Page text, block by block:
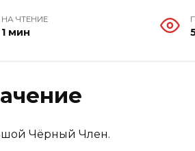
НА ЧТЕНИЕ
1 мин
Чёрный Член.